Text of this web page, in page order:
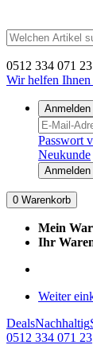
0512 334 071 23
Wir helfen Ihnen
Anmelden
Passwort
Neukunde
Anmelden
0 Warenkorb
Mein
Ihr
Weiter
DealsNachhaltig
0512 334 071 23